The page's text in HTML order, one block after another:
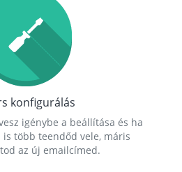
konfigurálás
igénybe a beállítása és ha
több teendőd vele, máris
az új emailcímed.